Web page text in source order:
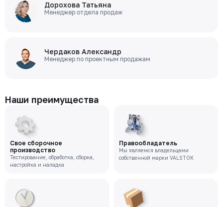
Дорохова Татьяна
Менеджер отдела продаж
Чердаков Александр
Менеджер по проектным продажам
Наши преимущества
Свое сборочное
производство
Тестирование, обработка, сборка,
настройка и наладка
Правообладатель
Мы являемся владельцами
собственной марки VALSTOK